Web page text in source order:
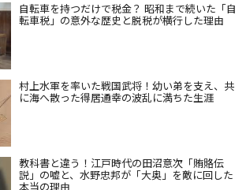
自転車を持つだけで税金？ 昭和まで続いた「自
転車税」の意外な歴史と脱税が横行した理由
村上水軍を率いた戦国武将！幼い弟を支え、共
に海へ散った得居通幸の波乱に満ちた生涯
教科書と違う！江戸時代の田沼意次「賄賂伝
説」の嘘と、水野忠邦が「大奥」を敵に回した
本当の理由